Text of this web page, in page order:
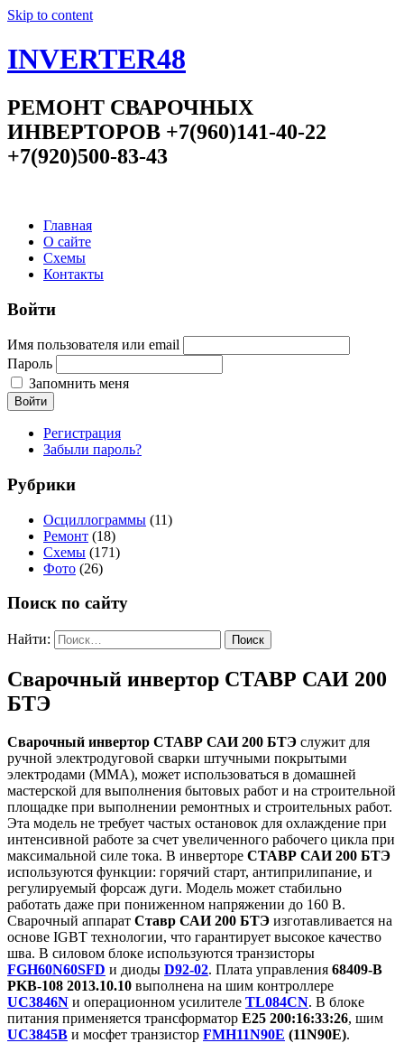
Skip to content
INVERTER48
РЕМОНТ СВАРОЧНЫХ
ИНВЕРТОРОВ +7(960)141-40-22
+7(920)500-83-43
Главная
О сайте
Схемы
Контакты
Войти
Имя пользователя или email
Пароль
Запомнить меня
Войти
Регистрация
Забыли пароль?
Рубрики
Осциллограммы (11)
Ремонт (18)
Схемы (171)
Фото (26)
Поиск по сайту
Найти:
Сварочный инвертор СТАВР САИ 200
БТЭ
Сварочный инвертор СТАВР САИ 200 БТЭ служит для
ручной электродуговой сварки штучными покрытыми
электродами (ММА), может использоваться в домашней
мастерской для выполнения бытовых работ и на строительной
площадке при выполнении ремонтных и строительных работ.
Эта модель не требует частых остановок для охлаждение при
интенсивной работе за счет увеличенного рабочего цикла при
максимальной силе тока. В инверторе СТАВР САИ 200 БТЭ
используются функции: горячий старт, антиприлипание, и
регулируемый форсаж дуги. Модель может стабильно
работать даже при пониженном напряжении до 160 В.
Сварочный аппарат Ставр САИ 200 БТЭ изготавливается на
основе IGBT технологии, что гарантирует высокое качество
шва. В силовом блоке используются транзисторы
FGH60N60SFD и диоды D92-02. Плата управления 68409-B
PKB-108 2013.10.10 выполнена на шим контроллере
UC3846N и операционном усилителе TL084CN. В блоке
питания применяется трансформатор E25 200:16:33:26, шим
UC3845B и мосфет транзистор FMH11N90E (11N90E).